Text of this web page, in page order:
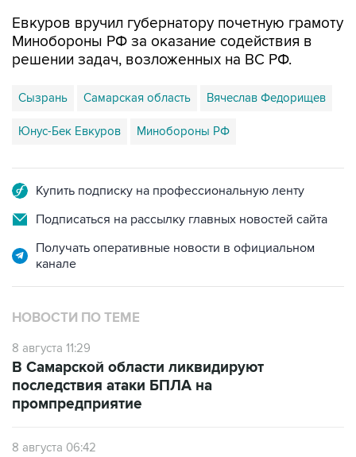
Евкуров вручил губернатору почетную грамоту
Минобороны РФ за оказание содействия в
решении задач, возложенных на ВС РФ.
Сызрань Самарская область Вячеслав Федорищев
Юнус-Бек Евкуров Минобороны РФ
Купить подписку на профессиональную ленту
Подписаться на рассылку главных новостей сайта
Получать оперативные новости в официальном
канале
НОВОСТИ ПО ТЕМЕ
8 августа 11:29
В Самарской области ликвидируют
последствия атаки БПЛА на
промпредприятие
8 августа 06:42